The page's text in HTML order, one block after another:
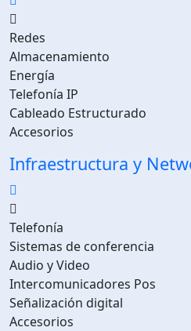
Redes
Almacenamiento
Energía
Telefonía IP
Cableado Estructurado
Accesorios
Infraestructura y
Telefonía
Sistemas de conferencia
Audio y Video
Intercomunicadores Pos
Señalización digital
Accesorios